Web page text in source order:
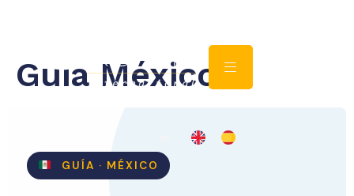
Guia México
GUÍA · MÉXICO